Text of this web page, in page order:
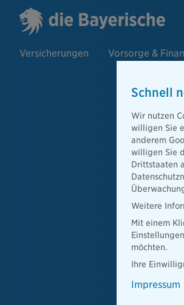
Versicherungen Vorsorge &
Schnell
Wir nutzen
willigen Sie
anderem
willigen Sie
Drittstaaten
Weitere
Mit einem
möchten.
Ihre
Impressum